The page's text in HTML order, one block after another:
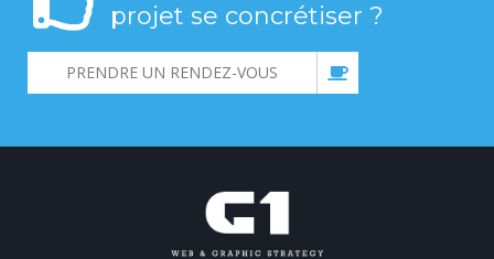
projet se concrétiser ?
PRENDRE UN RENDEZ-VOUS